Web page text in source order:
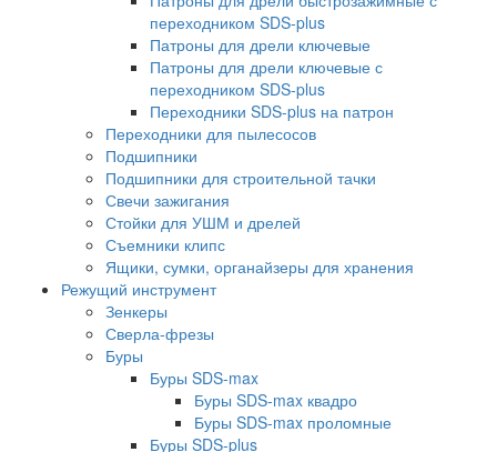
переходником SDS-plus
Патроны для дрели ключевые
Патроны для дрели ключевые с
переходником SDS-plus
Переходники SDS-plus на патрон
Переходники для пылесосов
Подшипники
Подшипники для строительной тачки
Свечи зажигания
Стойки для УШМ и дрелей
Съемники клипс
Ящики, сумки, органайзеры для хранения
Режущий инструмент
Зенкеры
Сверла-фрезы
Буры
Буры SDS-max
Буры SDS-max квадро
Буры SDS-max проломные
Буры SDS-plus